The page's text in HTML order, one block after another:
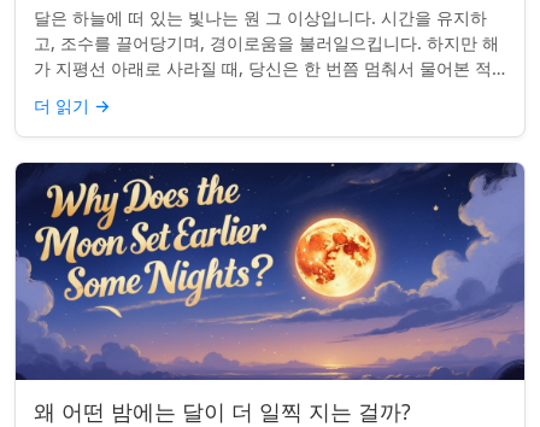
달은 하늘에 떠 있는 빛나는 원 그 이상입니다. 시간을 유지하
고, 조수를 끌어당기며, 경이로움을 불러일으킵니다. 하지만 해
가 지평선 아래로 사라질 때, 당신은 한 번쯤 멈춰서 물어본 적
이 있나요: 그곳은 어디일까? ...
더 읽기 →
왜 어떤 밤에는 달이 더 일찍 지는 걸까?